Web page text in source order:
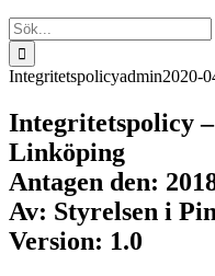
Sök
efter:
Integritetspolicyadmin2020-
Integritetspolicy
Linköping
Antagen den:
Av: Styrelsen i
Version: 1.0